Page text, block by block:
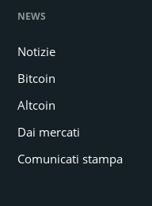
NEWS
Notizie
Bitcoin
Altcoin
Dai mercati
Comunicati stampa